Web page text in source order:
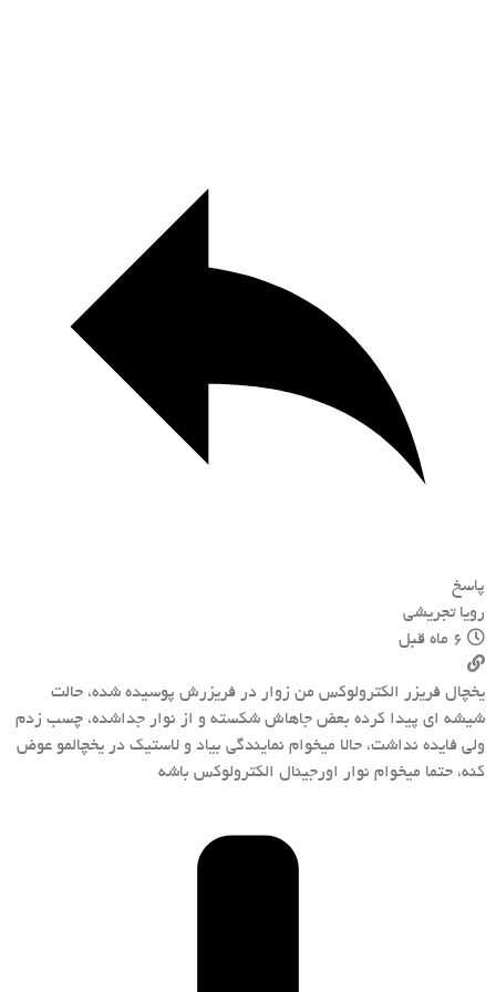
پاسخ
رویا تجریشی
یخچال فریزر الکترولوکس من زوار در فریزرش پوسیده شده، حالت
شیشه ای پیدا کرده بعض جاهاش شکسته و از نوار جداشده، چسب زدم
ولی فایده نداشت، حالا میخوام نمایندگی بیاد و لاستیک در یخچالمو عوض
کنه، حتما میخوام نوار اورجینال الکترولوکس باشه